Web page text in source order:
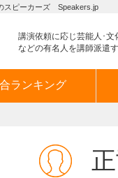
スピーカーズ Speakers.jp
講演依頼に応じ芸能人･文
などの有名人を講師派遣
ランキング